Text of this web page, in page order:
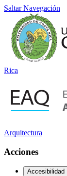
Saltar Navegación
Rica
Arquitectura
Acciones
Accesibilidad